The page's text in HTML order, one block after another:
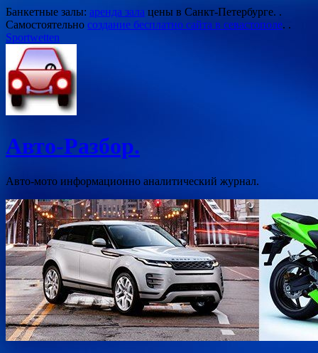
Перейти
к
содержимому
Банкетные залы: аренда зала цены в Санкт-Петербурге. .
Самостоятельно создание бесплатно сайта в севастополе. .
Sportwetten
Авто-Разбор.
Авто-мото информационно аналитический журнал.